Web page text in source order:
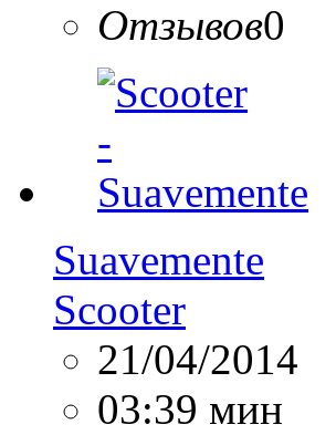
Отзывов0
Suavemente
Scooter
21/04/2014
03:39 мин